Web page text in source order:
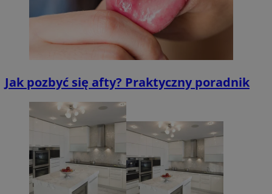
Jak pozbyć się afty? Praktyczny poradnik